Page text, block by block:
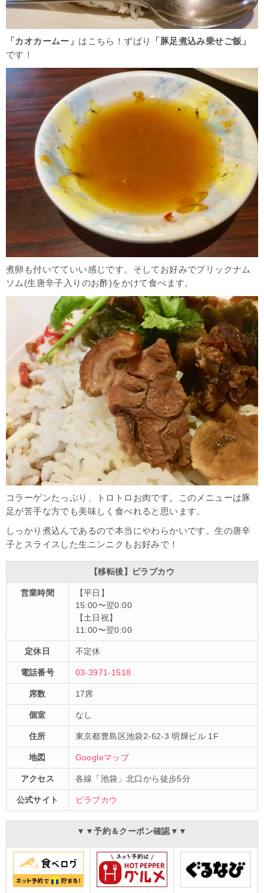
「カオカームー」 はこちら！ずばり
「豚足煮込み乗せご飯」
です！
煮卵も付いてていい感じです。そしてお好みでプリックナム
ソム(生唐辛子入りのお酢)をかけて食べます。
コラーゲンたっぷり、トロトロお肉です。このメニューは豚
足が苦手な方でも美味しく食べれると思います。
しっかり煮込んであるので本当にやわらかいです。生の唐辛
子とスライスした生ニンニクもお好みで！
【移転後】ピラブカウ
営業時間
【平日】
15:00〜翌0:00
【土日祝】
11:00〜翌0:00
定休日 不定休
電話番号 03-3971-1518
席数 17席
個室 なし
住所 東京都豊島区池袋2-62-3 明輝ビル 1F
地図 Googleマップ
アクセス 各線「池袋」北口から徒歩5分
公式サイト ピラブカウ
▼▼予約＆クーポン確認▼▼